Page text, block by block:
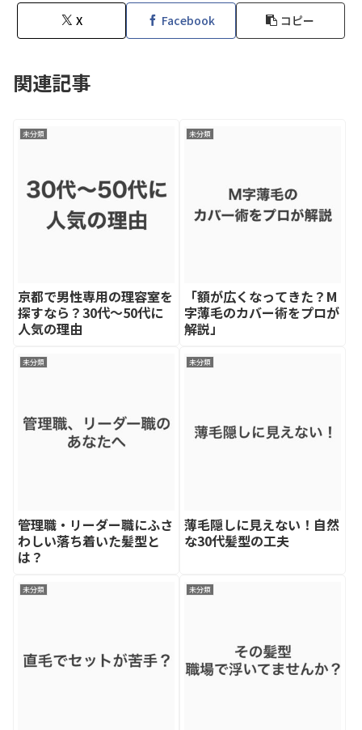
X Facebook コピー
関連記事
未分類
京都で男性専用の理容室を
探すなら？30代〜50代に
人気の理由
未分類
「額が広くなってきた？M
字薄毛のカバー術をプロが
解説」
未分類
管理職・リーダー職にふさ
わしい落ち着いた髪型と
は？
未分類
薄毛隠しに見えない！自然
な30代髪型の工夫
未分類 未分類